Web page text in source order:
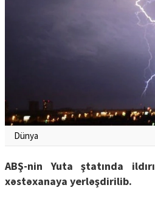
Dünya
ABŞ-nin Yuta ştatında
xəstəxanaya yerləşdirilib.